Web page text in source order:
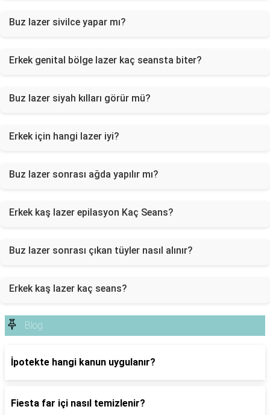
Buz lazer sivilce yapar mı?
Erkek genital bölge lazer kaç seansta biter?
Buz lazer siyah kılları görür mü?
Erkek için hangi lazer iyi?
Buz lazer sonrası ağda yapılır mı?
Erkek kaş lazer epilasyon Kaç Seans?
Buz lazer sonrası çıkan tüyler nasıl alınır?
Erkek kaş lazer kaç seans?
Blog
İpotekte hangi kanun uygulanır?
Fiesta far içi nasıl temizlenir?